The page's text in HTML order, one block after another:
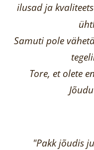
ilusad ja
Samuti pole
Tore, et olete
"Pakk jõudis